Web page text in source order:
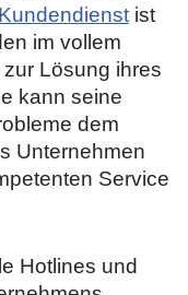
Kundendienst ist
im vollem
Lösung ihres
kann seine
dem
Unternehmen
Service
Hotlines und